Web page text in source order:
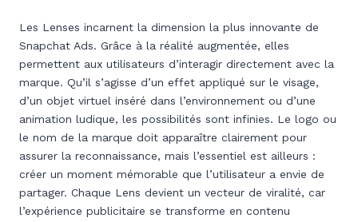
Les Lenses incarnent la dimension la plus innovante de
Snapchat Ads. Grâce à la réalité augmentée, elles
permettent aux utilisateurs d’interagir directement avec la
marque. Qu’il s’agisse d’un effet appliqué sur le visage,
d’un objet virtuel inséré dans l’environnement ou d’une
animation ludique, les possibilités sont infinies. Le logo ou
le nom de la marque doit apparaître clairement pour
assurer la reconnaissance, mais l’essentiel est ailleurs :
créer un moment mémorable que l’utilisateur a envie de
partager. Chaque Lens devient un vecteur de viralité, car
l’expérience publicitaire se transforme en contenu